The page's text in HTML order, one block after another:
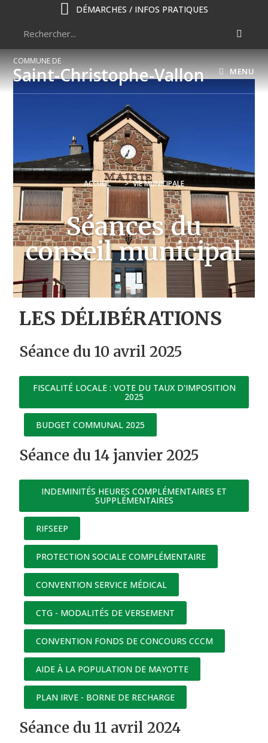
DÉMARCHES / INFOS PRATIQUES
COMMUNE DE
Saint-Christophe-Vallon MENU
ACCUEIL > VIE MUNICIPALE
Séances du
conseil municipal
LES DÉLIBÉRATIONS
Séance du 10 avril 2025
FISCALITÉ LOCALE : VOTE DU TAUX D'IMPOSITION
2025
BUDGET COMMUNAL 2025
Séance du 14 janvier 2025
INDEMINITÉS HEURES COMPLÉMENTAIRES ET
SUPPLÉMENTAIRES
RIFSEEP
PROTECTION SOCIALE COMPLÉMENTAIRE
CONVENTION SERVICE MÉDICAL
CTG - MODALITÉS DE VERSEMENT
CONVENTION FONDS DE CONCOURS CCCM
AIDE À LA POPULATION DE MAYOTTE
PLAN IRVE - BORNE DE RECHARGE
Séance du 11 avril 2024